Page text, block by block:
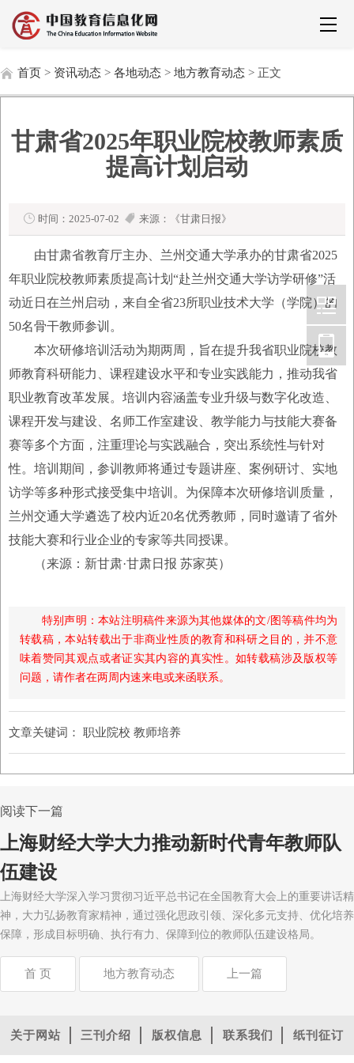
首页 > 资讯动态 > 各地动态 > 地方教育动态 > 正文
甘肃省2025年职业院校教师素质
提高计划启动
时间：2025-07-02 来源：《甘肃日报》
由甘肃省教育厅主办、兰州交通大学承办的甘肃省2025
年职业院校教师素质提高计划“赴兰州交通大学访学研修”活
动近日在兰州启动，来自全省23所职业技术大学（学院）的
50名骨干教师参训。
本次研修培训活动为期两周，旨在提升我省职业院校教
师教育科研能力、课程建设水平和专业实践能力，推动我省
职业教育改革发展。培训内容涵盖专业升级与数字化改造、
课程开发与建设、名师工作室建设、教学能力与技能大赛备
赛等多个方面，注重理论与实践融合，突出系统性与针对
性。培训期间，参训教师将通过专题讲座、案例研讨、实地
访学等多种形式接受集中培训。为保障本次研修培训质量，
兰州交通大学遴选了校内近20名优秀教师，同时邀请了省外
技能大赛和行业企业的专家等共同授课。
（来源：新甘肃·甘肃日报 苏家英）
特别声明：本站注明稿件来源为其他媒体的文/图等稿件均为
转载稿，本站转载出于非商业性质的教育和科研之目的，并不意
味着赞同其观点或者证实其内容的真实性。如转载稿涉及版权等
问题，请作者在两周内速来电或来函联系。
文章关键词： 职业院校 教师培养
阅读下一篇
上海财经大学大力推动新时代青年教师队
伍建设
上海财经大学深入学习贯彻习近平总书记在全国教育大会上的重要讲话精
神，大力弘扬教育家精神，通过强化思政引领、深化多元支持、优化培养
保障，形成目标明确、执行有力、保障到位的教师队伍建设格局。
首 页 地方教育动态 上一篇
关于网站 三刊介绍 版权信息 联系我们 纸刊征订